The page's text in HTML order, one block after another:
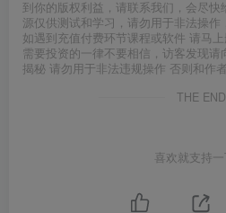
到你的版权利益，请联系我们，会尽
源仅供测试和学习，请勿用于非法操作
如遇到充值付费环节课程或软件 请马
需要投资的一律不要相信，访客发现
揭秘 请勿用于非法违规操作 否则和作
THE END
喜欢就支持